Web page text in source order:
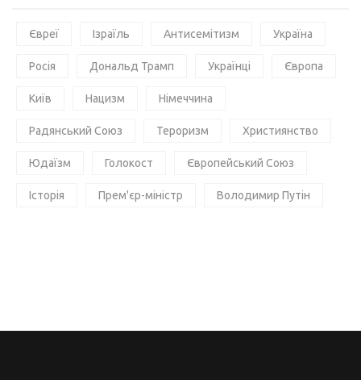
Євреї Ізраїль Антисемітизм Україна
Росія Дональд Трамп Українці Європа
Київ Нацизм Німеччина
Радянський Союз Тероризм Християнство
Юдаїзм Голокост Європейський Союз
Історія Прем'єр-міністр Володимир Путін